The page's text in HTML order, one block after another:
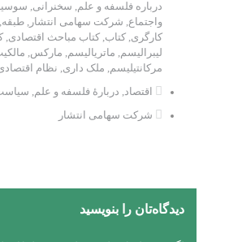
درباره فلسفه و علم, سخنرانی,
واجتماع, شرکت سهامی انتشار , طبقه,
کارگری, کتاب, کتاب مباحث اقتصادی,
لیبرالیسم, ماتریالیسم, مارکس,
مرکانتیلیسم, ملک داری, نظام
اقتصاد, دربارۀ فلسفه و علم,
شرکت سهامی انتشار
دیدگاه‌تان را بنویسید